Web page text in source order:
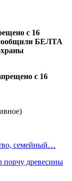
с 16
сообщили БЕЛТА
семейный…
порчу древесины